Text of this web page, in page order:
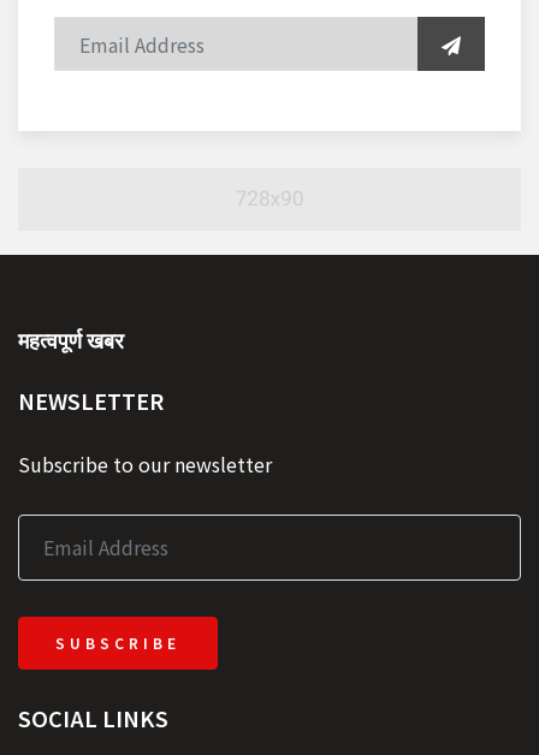
महत्वपूर्ण खबर
NEWSLETTER
Subscribe to our newsletter
SUBSCRIBE
SOCIAL LINKS